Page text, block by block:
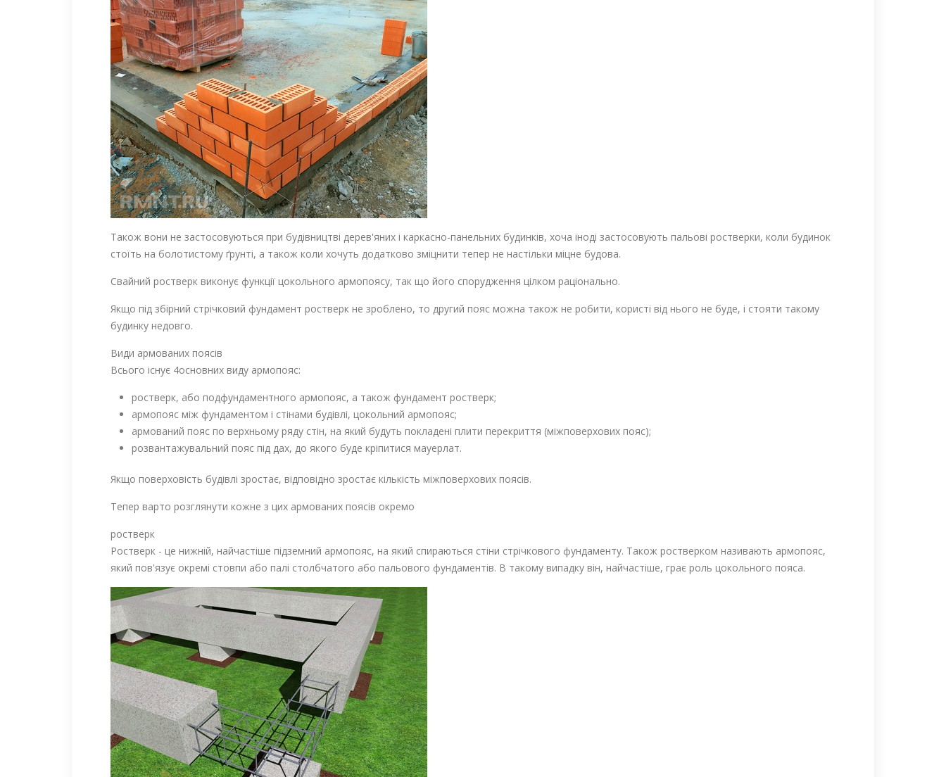
Також вони не застосовуються при будівництві дерев'яних і каркасно-панельних будинків, хоча іноді застосовують пальові ростверки, коли будинок
стоїть на болотистому ґрунті, а також коли хочуть додатково зміцнити тепер не настільки міцне будова.
Свайний ростверк виконує функції цокольного армопоясу, так що його спорудження цілком раціонально.
Якщо під збірний стрічковий фундамент ростверк не зроблено, то другий пояс можна також не робити, користі від нього не буде, і стояти такому
будинку недовго.
Види армованих поясів
Всього існує 4основних виду армопояс:
ростверк, або подфундаментного армопояс, а також фундамент ростверк;
армопояс між фундаментом і стінами будівлі, цокольний армопояс;
армований пояс по верхньому ряду стін, на який будуть покладені плити перекриття (міжповерхових пояс);
розвантажувальний пояс під дах, до якого буде кріпитися мауерлат.
Якщо поверховість будівлі зростає, відповідно зростає кількість міжповерхових поясів.
Тепер варто розглянути кожне з цих армованих поясів окремо
ростверк
Ростверк - це нижній, найчастіше підземний армопояс, на який спираються стіни стрічкового фундаменту. Також ростверком називають армопояс,
який пов'язує окремі стовпи або палі столбчатого або пальового фундаментів. В такому випадку він, найчастіше, грає роль цокольного пояса.